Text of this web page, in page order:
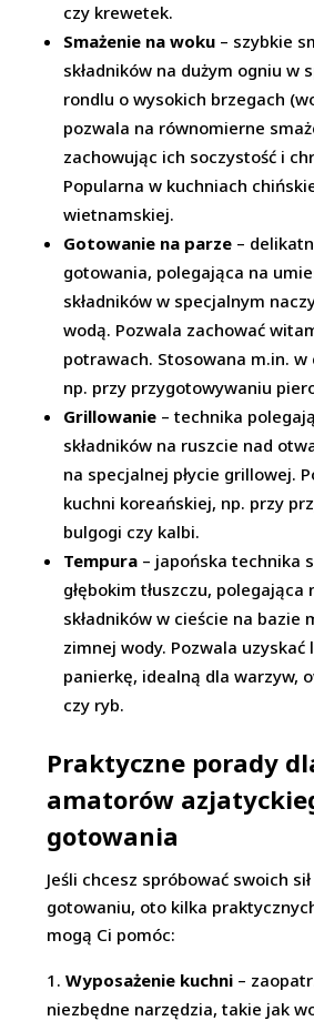
czy krewetek.
Smażenie na woku – szybkie
składników na dużym ogniu w
rondlu o wysokich brzegach
pozwala na równomierne
zachowując ich soczystość i
Popularna w kuchniach
wietnamskiej.
Gotowanie na parze –
gotowania, polegająca na
składników w specjalnym
wodą. Pozwala zachować
potrawach. Stosowana m.in. w
np. przy przygotowywaniu
Grillowanie – technika
składników na ruszcie nad
na specjalnej płycie grillowej.
kuchni koreańskiej, np. przy
bulgogi czy kalbi.
Tempura – japońska technika
głębokim tłuszczu, polegająca
składników w cieście na bazie
zimnej wody. Pozwala uzyskać
panierkę, idealną dla warzyw,
czy ryb.
Praktyczne porady
amatorów
gotowania
Jeśli chcesz spróbować swoich
gotowaniu, oto kilka
mogą Ci pomóc:
Wyposażenie kuchni –
niezbędne narzędzia, takie jak